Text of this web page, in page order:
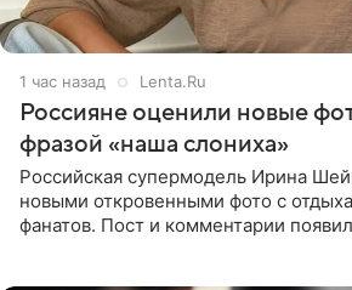
1 час назад Lenta.Ru
Россияне оценили новые
фразой «наша слониха»
Российская супермодель Ирина
новыми откровенными фото с
фанатов. Пост и комментарии